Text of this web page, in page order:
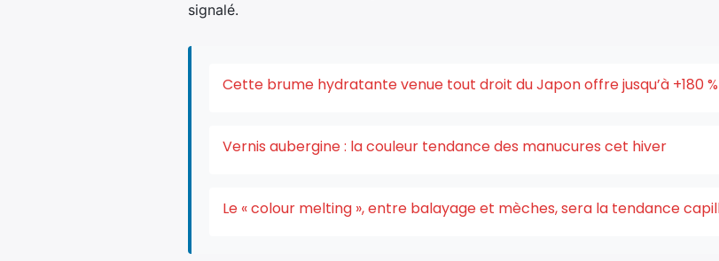
signalé.
Cette brume hydratante venue tout droit du Japon offre jusqu’à +180
Vernis aubergine : la couleur tendance des manucures cet hiver
Le « colour melting », entre balayage et mèches, sera la tendance